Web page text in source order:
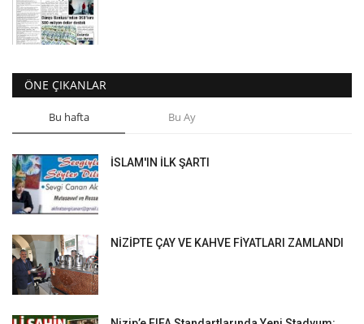
ÖNE ÇIKANLAR
Bu hafta Bu Ay
İSLAM'IN İLK ŞARTI
NİZİPTE ÇAY VE KAHVE FİYATLARI ZAMLANDI